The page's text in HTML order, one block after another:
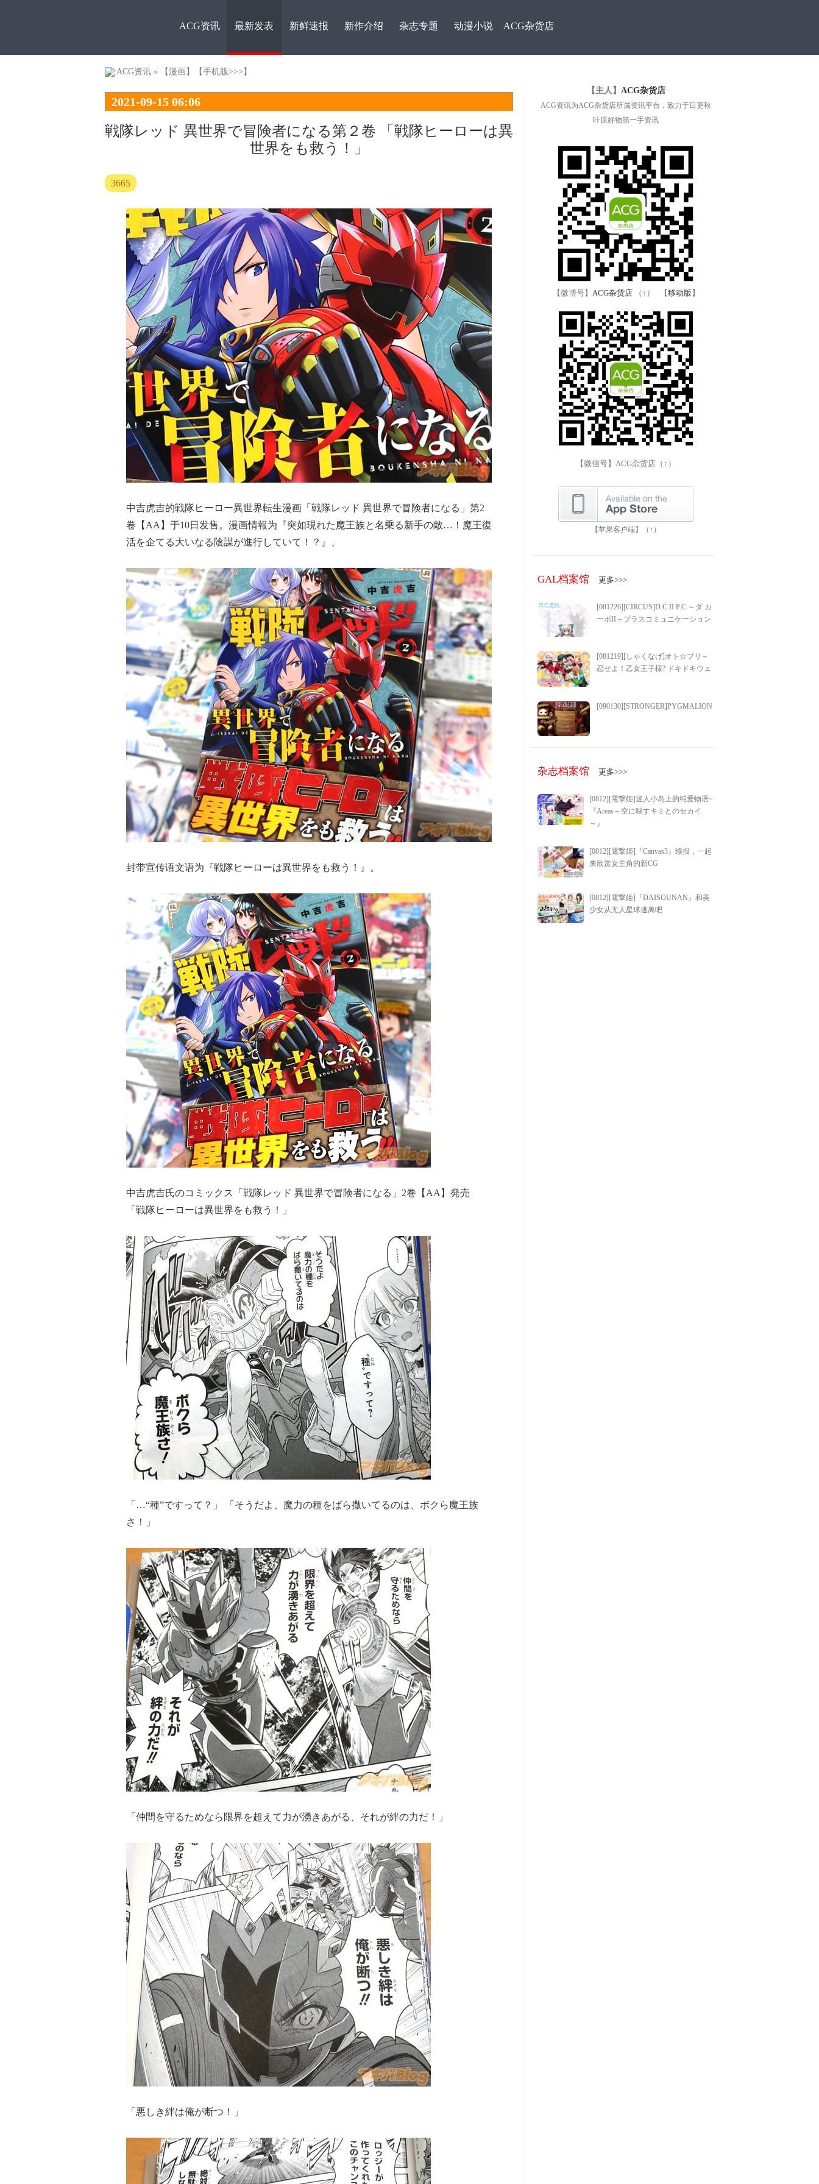
ACG资
讯
ACG资讯 最新发表 新鲜速报 新作介绍 杂志专题 动漫小说 ACG杂货店
ACG资讯 » 【漫画】 【手机版>>>】
2021-09-15 06:06
戦隊レッド 異世界で冒険者になる第２卷 「戦隊ヒーローは異
世界をも救う！」
3665
中吉虎吉的戦隊ヒーロー異世界転生漫画「戦隊レッド 異世界で冒険者になる」第2
卷【AA】于10日发售。漫画情報为『突如現れた魔王族と名乗る新手の敵…！魔王復
活を企てる大いなる陰謀が進行していて！？』、
封带宣传语文语为『戦隊ヒーローは異世界をも救う！』。
中吉虎吉氏のコミックス「戦隊レッド 異世界で冒険者になる」2巻【AA】発売
「戦隊ヒーローは異世界をも救う！」
「…“種”ですって？」 「そうだよ、魔力の種をばら撒いてるのは、ボクら魔王族
さ！」
「仲間を守るためなら限界を超えて力が湧きあがる、それが絆の力だ！」
「悪しき絆は俺が断つ！」
【主人】 ACG杂货店
ACG资讯为ACG杂货店所属资讯平台，致力于日更秋
叶原好物第一手资讯
【微博号】 ACG杂货店 （↑） 【移动版 】
【微信号】ACG杂货店（↑）
【苹果客户端】（↑）
GAL档案馆 更多>>>
[081226][CIRCUS]D.C.II P.C.～ダ カ
ーポII～プラスコミュニケーション
[081219][しゃくなげ]オト☆プリ～
恋せよ！乙女王子様? ドキドキウェ
[090130][STRONGER]PYGMALION
杂志档案馆 更多>>>
[0812][電撃姫]迷人小岛上的纯爱物语~
『Areas～空に映すキミとのセカイ
～』
[0812][電撃姫]『Canvas3』续报，一起
来欣赏女主角的新CG
[0812][電撃姫]『DAISOUNAN』和美
少女从无人星球逃离吧